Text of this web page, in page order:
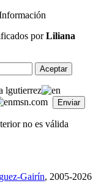
porLiliana
lgutierrez
msn.com
no es válida
Gairín, 2005-2026